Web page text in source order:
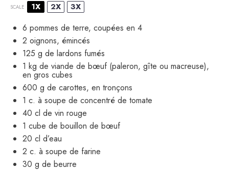
SCALE 1X 2X 3X
6 pommes de terre, coupées en 4
2 oignons, émincés
125 g de lardons fumés
1 kg de viande de bœuf (paleron, gîte ou macreuse),
en gros cubes
600 g de carottes, en tronçons
1 c. à soupe de concentré de tomate
40 cl de vin rouge
1 cube de bouillon de bœuf
20 cl d’eau
2 c. à soupe de farine
30 g de beurre